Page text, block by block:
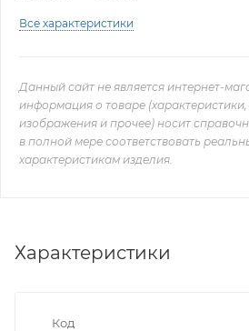
Все характеристики
Данный сайт не является интернет-
информация о товаре
изображения и прочее) носит
в полной мере соответствовать
характеристикам изделия.
Характеристики
Код